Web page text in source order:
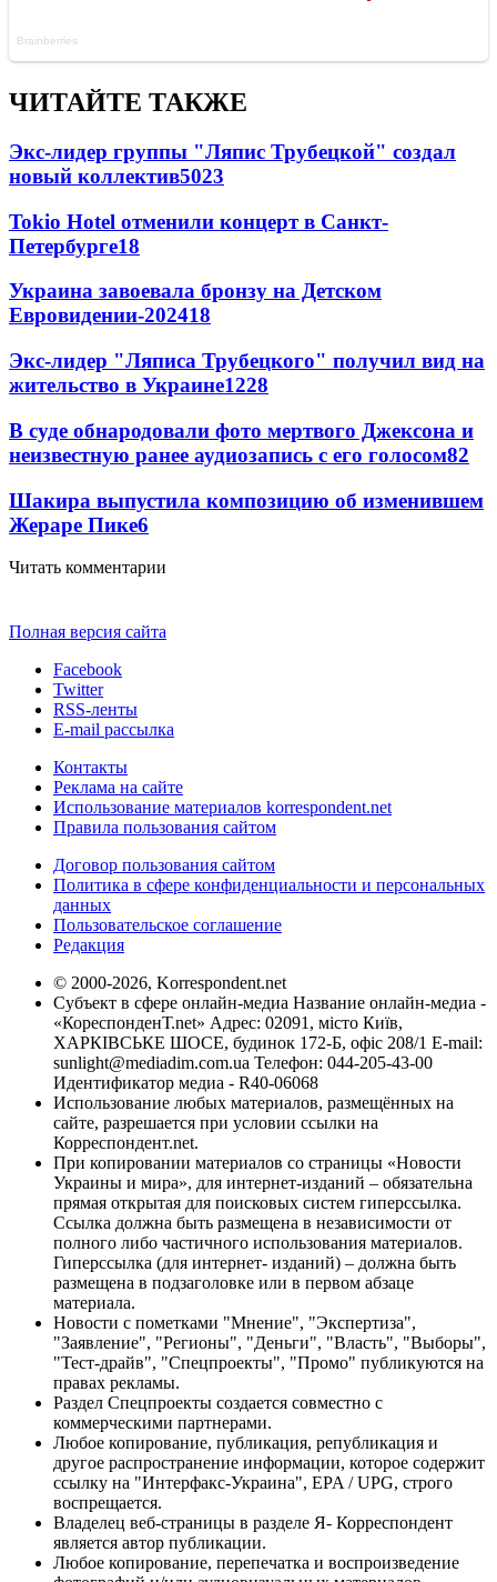
ЧИТАЙТЕ ТАКЖЕ
Экс-лидер группы "Ляпис Трубецкой" создал
новый коллектив5023
Tokio Hotel отменили концерт в Санкт-
Петербурге18
Украина завоевала бронзу на Детском
Евровидении-202418
Экс-лидер "Ляписа Трубецкого" получил вид на
жительство в Украине1228
В суде обнародовали фото мертвого Джексона и
неизвестную ранее аудиозапись с его голосом82
Шакира выпустила композицию об изменившем
Жераре Пике6
Читать комментарии
Полная версия сайта
Facebook
Twitter
RSS-ленты
E-mail рассылка
Контакты
Реклама на сайте
Использование материалов korrespondent.net
Правила пользования сайтом
Договор пользования сайтом
Политика в сфере конфиденциальности и персональных
данных
Пользовательское соглашение
Редакция
© 2000-2026, Korrespondent.net
Субъект в сфере онлайн-медиа Название онлайн-медиа -
«КореспонденТ.net» Адрес: 02091, місто Київ,
ХАРКІВСЬКЕ ШОСЕ, будинок 172-Б, офіс 208/1 E-mail:
sunlight@mediadim.com.ua Телефон: 044-205-43-00
Идентификатор медиа - R40-06068
Использование любых материалов, размещённых на
сайте, разрешается при условии ссылки на
Корреспондент.net.
При копировании материалов со страницы «Новости
Украины и мира», для интернет-изданий – обязательна
прямая открытая для поисковых систем гиперссылка.
Ссылка должна быть размещена в независимости от
полного либо частичного использования материалов.
Гиперссылка (для интернет- изданий) – должна быть
размещена в подзаголовке или в первом абзаце
материала.
Новости с пометками "Мнение", "Экспертиза",
"Заявление", "Регионы", "Деньги", "Власть", "Выборы",
"Тест-драйв", "Спецпроекты", "Промо" публикуются на
правах рекламы.
Раздел Спецпроекты создается совместно с
коммерческими партнерами.
Любое копирование, публикация, републикация и
другое распространение информации, которое содержит
ссылку на "Интерфакс-Украина", EPA / UPG, строго
воспрещается.
Владелец веб-страницы в разделе Я- Корреспондент
является автор публикации.
Любое копирование, перепечатка и воспроизведение